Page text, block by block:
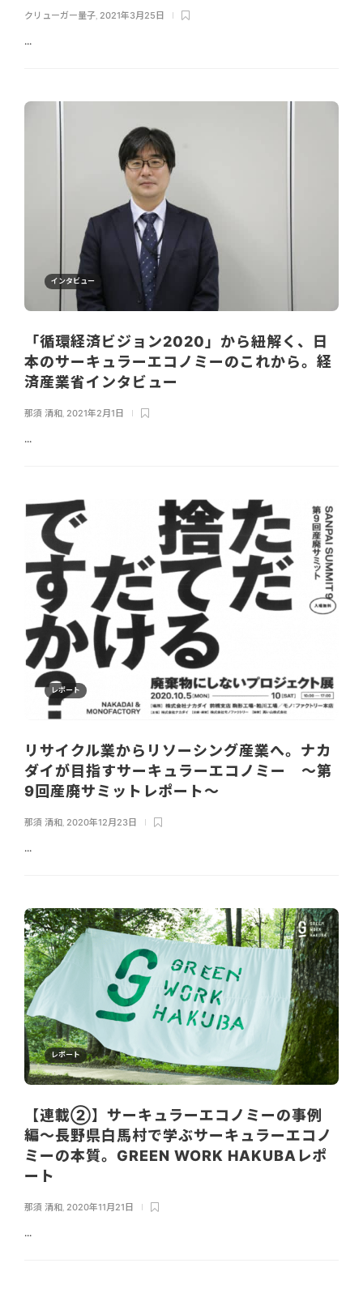
クリューガー量子 2021年3月25日
...
インタビュー
「循環経済ビジョン2020」から紐解く、日
本のサーキュラーエコノミーのこれから。経
済産業省インタビュー
那須 清和 2021年2月1日
...
レポート
リサイクル業からリソーシング産業へ。ナカ
ダイが目指すサーキュラーエコノミー 〜第
9回産廃サミットレポート〜
那須 清和, 2020年12月23日
...
レポート
【連載②】サーキュラーエコノミーの事例
編〜長野県白馬村で学ぶサーキュラーエコノ
ミーの本質。GREEN WORK HAKUBAレポ
ート
那須 清和 2020年11月21日
...